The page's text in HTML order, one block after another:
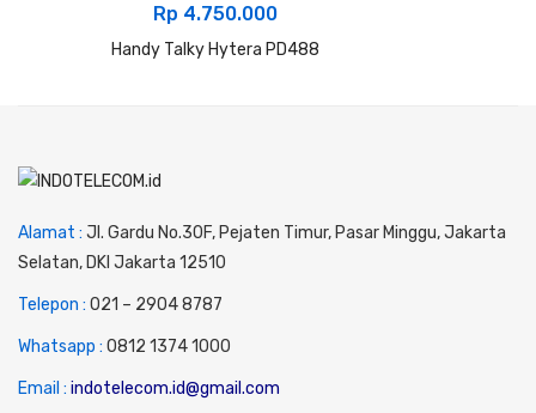
Rp 4.750.000
Handy Talky Hytera PD488
Alamat : Jl. Gardu No.30F, Pejaten Timur, Pasar Minggu, Jakarta
Selatan, DKI Jakarta 12510
Telepon : 021 – 2904 8787
Whatsapp : 0812 1374 1000
Email : indotelecom.id@gmail.com